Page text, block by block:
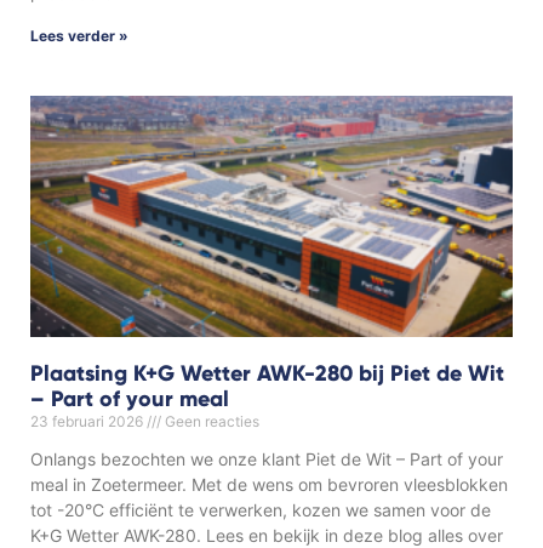
Lees verder »
Plaatsing K+G Wetter AWK-280 bij Piet de Wit
– Part of your meal
23 februari 2026 Geen reacties
Onlangs bezochten we onze klant Piet de Wit – Part of your
meal in Zoetermeer. Met de wens om bevroren vleesblokken
tot -20°C efficiënt te verwerken, kozen we samen voor de
K+G Wetter AWK-280. Lees en bekijk in deze blog alles over